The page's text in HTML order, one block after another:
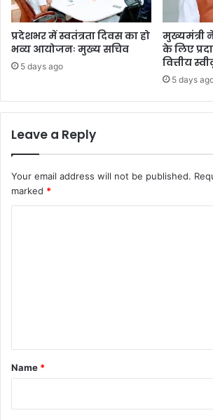
प्रदेशभर में स्वतंत्रता दिवस का हो
भव्य आयोजनः मुख्य सचिव
5 days ago
मुख्यमंत्री
के लिए
वित्तीय
5 days
Leave a Reply
Your email address will not be published.
marked *
*
Name *